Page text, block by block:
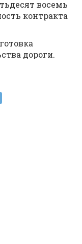
восемь
контракта
дороги.